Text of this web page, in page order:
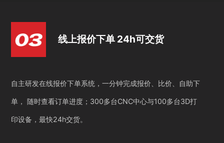
线上报价下单 24h可交货
自主研发在线报价下单系统，一分钟完成报价、比价、自助下
单， 随时查看订单进度；300多台CNC中心与100多台3D打
印设备，最快24h交货。